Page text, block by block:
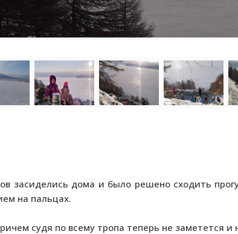
засиделись дома и было решено сходить
на пальцах.
судя по всему тропа теперь не заметется и